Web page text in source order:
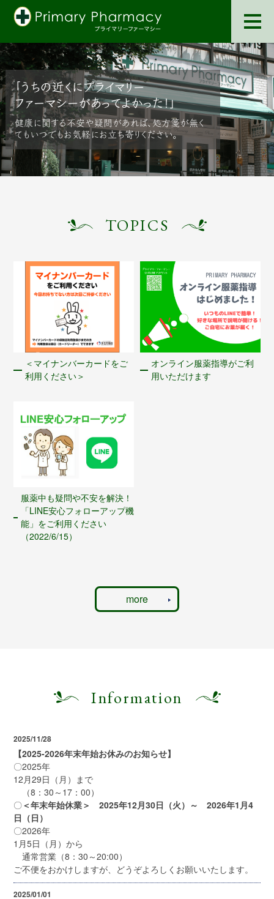
「うちの近くにプライマリー
ファーマシーがあってよかった！」
健康に関する不安や疑問があれば、処方箋が無く
てもいつでもお気軽にお立ち寄りください。
TOPICS
＜マイナンバーカードをご
利用ください＞
オンライン服薬指導がご利
用いただけます
服薬中も疑問や不安を解決！
「LINE安心フォローアップ機
能」をご利用ください
（2022/6/15）
more
Information
2025/11/28
【2025-2026年末年始お休みのお知らせ】
〇2025年
12月29日（月）まで
（8：30～17：00）
〇 ＜年末年始休業＞ 2025年12月30日（火）～ 2026年1月4
日（日）
〇2026年
1月5日（月）から
通常営業（8：30～20:00）
ご不便をおかけしますが、どうぞよろしくお願いいたします。
2025/01/01